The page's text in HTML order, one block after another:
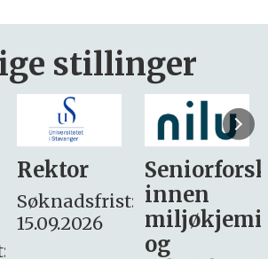
stillinger
Seniorforsker
innen
miljøkjemi
søker
– fast